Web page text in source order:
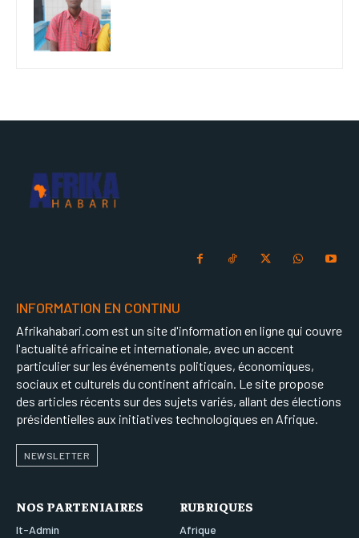
INFORMATION EN CONTINU
Afrikahabari.com est un site d'information en ligne qui couvre
l'actualité africaine et internationale, avec un accent
particulier sur les événements politiques, économiques,
sociaux et culturels du continent africain. Le site propose
des articles récents sur des sujets variés, allant des élections
présidentielles aux initiatives technologiques en Afrique.
NEWSLETTER
NOS PARTENIAIRES
It-Admin
RUBRIQUES
Afrique